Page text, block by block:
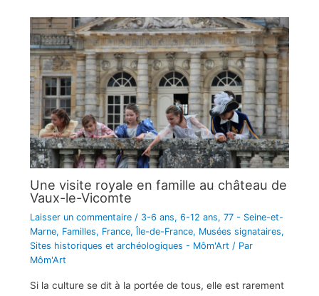
Une visite royale en famille au château de
Vaux-le-Vicomte
Laisser un commentaire / 3-6 ans, 6-12 ans, 77 - Seine-et-
Marne, Familles, France, Île-de-France, Musées signataires,
Sites historiques et archéologiques - Môm'Art / Par
Môm'Art
Si la culture se dit à la portée de tous, elle est rarement